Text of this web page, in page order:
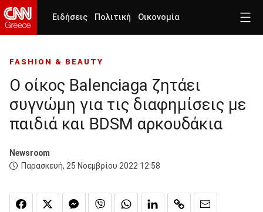
Ειδήσεις Πολιτική Οικονομία
FASHION & BEAUTY
Ο οίκος Balenciaga ζητάει
συγνώμη για τις διαφημίσεις με
παιδιά και BDSM αρκουδάκια
Newsroom
Παρασκευή, 25 Νοεμβρίου 2022 12:58